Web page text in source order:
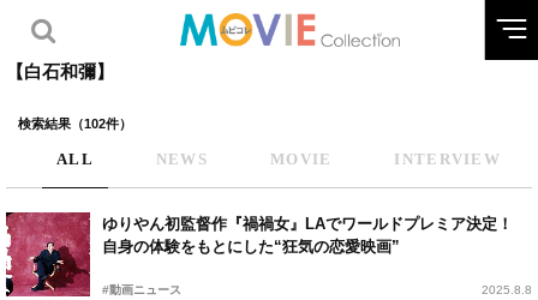
【白石和彌】
検索結果（102件）
ALL NEWS MOVIE INTERVIEW
ゆりやん初監督作『禍禍女』LAでワールドプレミア決定！
自身の体験をもとにした“狂気の恋愛映画”
#動画ニュース 2025.8.8